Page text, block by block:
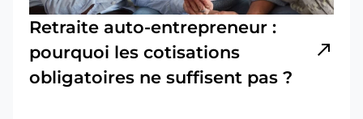
Retraite auto-entrepreneur :
pourquoi les cotisations
obligatoires ne suffisent pas ?
north_east